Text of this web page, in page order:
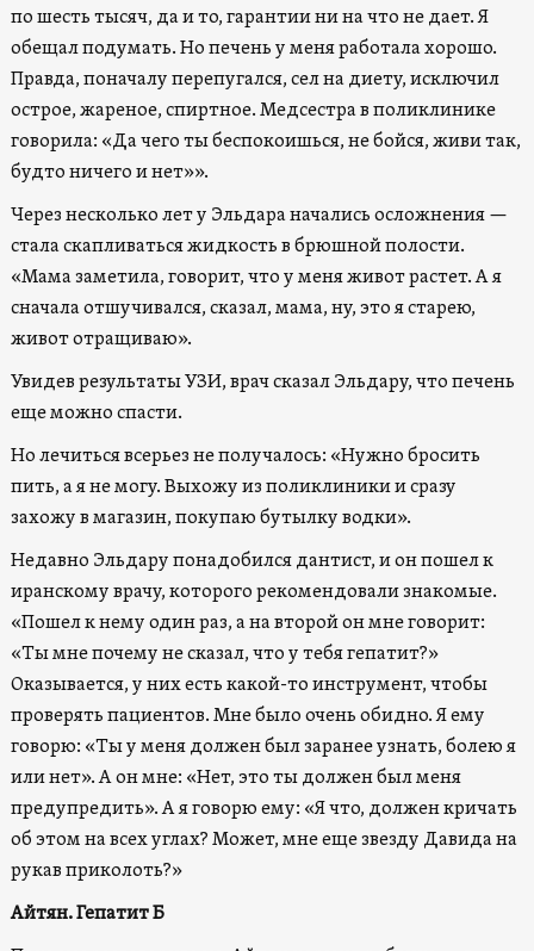
по шесть тысяч, да и то, гарантии ни на что не дает. Я
обещал подумать. Но печень у меня работала хорошо.
Правда, поначалу перепугался, сел на диету, исключил
острое, жареное, спиртное. Медсестра в поликлинике
говорила: «Да чего ты беспокоишься, не бойся, живи так,
будто ничего и нет»».
Через несколько лет у Эльдара начались осложнения —
стала скапливаться жидкость в брюшной полости.
«Мама заметила, говорит, что у меня живот растет. А я
сначала отшучивался, сказал, мама, ну, это я старею,
живот отращиваю».
Увидев результаты УЗИ, врач сказал Эльдару, что печень
еще можно спасти.
Но лечиться всерьез не получалось: «Нужно бросить
пить, а я не могу. Выхожу из поликлиники и сразу
захожу в магазин, покупаю бутылку водки».
Недавно Эльдару понадобился дантист, и он пошел к
иранскому врачу, которого рекомендовали знакомые.
«Пошел к нему один раз, а на второй он мне говорит:
«Ты мне почему не сказал, что у тебя гепатит?»
Оказывается, у них есть какой-то инструмент, чтобы
проверять пациентов. Мне было очень обидно. Я ему
говорю: «Ты у меня должен был заранее узнать, болею я
или нет». А он мне: «Нет, это ты должен был меня
предупредить». А я говорю ему: «Я что, должен кричать
об этом на всех углах? Может, мне еще звезду Давида на
рукав приколоть?»
Айтян. Гепатит Б